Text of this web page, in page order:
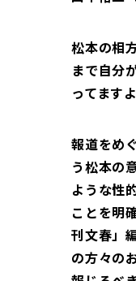
松本の相
まで自分
ってます
報道をめ
う松本の
ような性
ことを明
刊文春」
の方々の